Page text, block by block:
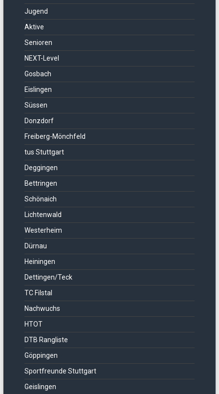
Jugend
Aktive
Senioren
NEXT-Level
Gosbach
Eislingen
Süssen
Donzdorf
Freiberg-Mönchfeld
tus Stuttgart
Deggingen
Bettringen
Schönaich
Lichtenwald
Westerheim
Dürnau
Heiningen
Dettingen/Teck
TC Filstal
Nachwuchs
HTOT
DTB Rangliste
Göppingen
Sportfreunde Stuttgart
Geislingen